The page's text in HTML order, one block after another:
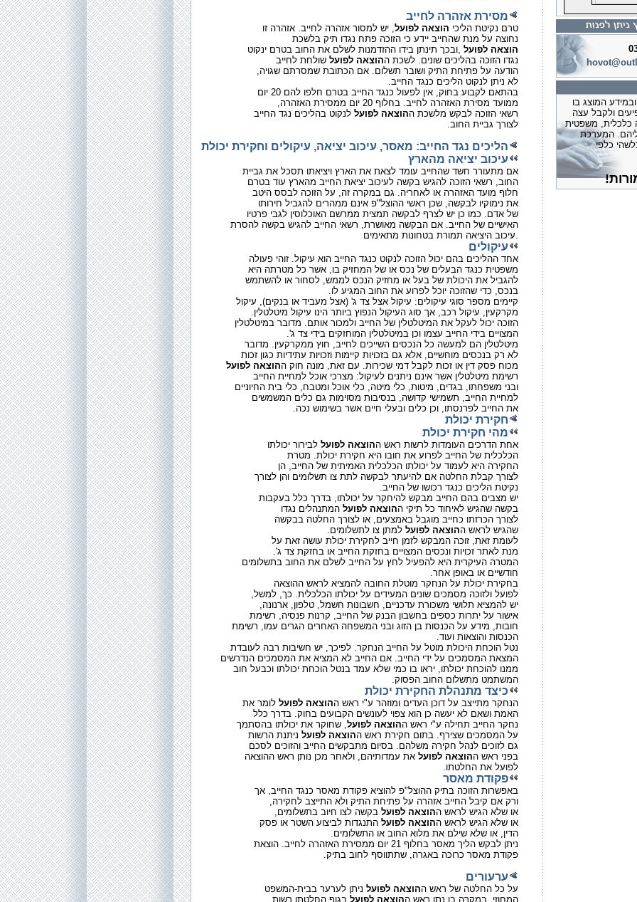
מסירת אזהרה לחייב
טרם נקיטת הליכי הוצאה לפועל, יש למסור אזהרה לחייב. אזהרה זו
נחוצה על מנת שהחייב יידע כי הזוכה פתח נגדו תיק בלשכת
הוצאה לפועל ,ובכך תינתן בידו ההזדמנות לשלם את החוב בטרם ינקוט
נגדו הזוכה בהליכים שונים. לשכת ההוצאה לפועל שולחת לחייב
,הודעה על פתיחת התיק ושובר תשלום. אם הכתובת שמסרתם שגויה
.לא ניתן לנקוט הליכים כנגד החייב
בהתאם לקבוע בחוק, אין לפעול כנגד החייב בטרם חלפו להם 20 יום
,ממועד מסירת האזהרה לחייב. בחלוף 20 יום ממסירת האזהרה
רשאי הזוכה לבקש מלשכת ההוצאה לפועל לנקוט בהליכים נגד החייב
.לצורך גביית החוב
הליכים נגד החייב: מאסר, עיכוב יציאה, עיקולים וחקירת יכולת
עיכוב יציאה מהארץ
אם מתעורר חשד שהחייב עומד לצאת את הארץ ויציאתו תסכל את גביית
החוב, רשאי הזוכה להגיש בקשה לעיכוב יציאת החייב מהארץ עוד בטרם
חלוף מועד האזהרה או לאחריה. גם במקרה זה, על הזוכה לבסס היטב
את נימוקיו לבקשה, שכן ראשי ההוצל"פ אינם ממהרים להגביל חירותו
של אדם. כמו כן יש לצרף לבקשה תמצית ממרשם האוכלוסין לגבי פרטיו
האישיים של החייב. אם הבקשה מאושרת, רשאי החייב להגיש בקשה להסרת
עיכוב היציאה תמורת בטחונות מתאימים.
עיקולים
אחד ההליכים בהם יכול הזוכה לנקוט כנגד החייב הוא עיקול. זוהי פעולה
משפטית כנגד הבעלים של נכס או של המחזיק בו, אשר כל מטרתה היא
להגביל את היכולת של בעל או מחזיק הנכס לממש, לסחור או להשתמש
.בנכס, כדי שהזוכה יוכל לפרוע את החוב המגיע לו
קיימים מספר סוגי עיקולים: עיקול אצל צד ג' (אצל מעביד או בנקים), עיקול
.מקרקעין, עיקול רכב, אך סוג העיקול הנפוץ ביותר הינו עיקול מיטלטלין
הזוכה יכול לעקל את המיטלטלין של החייב ולמכור אותם. מדובר במיטלטלין
.'המצויים בידי החייב עצמו וכן במיטלטלין המוחזקים בידי צד ג
מיטלטלין הם למעשה כל הנכסים השייכים לחייב, חוץ ממקרקעין. מדובר
לא רק בנכסים מוחשיים, אלא גם בזכויות קיימות וזכויות עתידיות כגון זכות
מכוח פסק דין או זכות לקבל דמי שכירות. עם זאת, מונה חוק ההוצאה לפועל
רשימת מיטלטלין אשר אינם ניתנים לעיקול: מצרכי אוכל למחיית החייב
ובני משפחתו, בגדים, מיטות, כלי מיטה, כלי אוכל ומטבח, כלי בית החיוניים
למחיית החייב, תשמישי קדושה, בנסיבות מסוימות גם כלים המשמשים
.את החייב לפרנסתו, וכן כלים ובעלי חיים אשר בשימוש נכה
חקירת יכולת
מהי חקירת יכולת
אחת הדרכים העומדות לרשות ראש ההוצאה לפועל לבירור יכולתו
הכלכלית של החייב לפרוע את חובו היא חקירת יכולת. מטרת
החקירה היא לעמוד על יכולתו הכלכלית האמיתית של החייב, הן
לצורך קבלת החלטה אם להיעתר לבקשה לתת צו תשלומים והן לצורך
.נקיטת הליכים כנגד רכושו של החייב
יש מצבים בהם החייב מבקש להיחקר על יכולתו, בדרך כלל בעקבות
בקשה שהגיש לאיחוד כל תיקי ההוצאה לפועל המתנהלים נגדו
לצורך הכרזתו כחייב מוגבל באמצעים, או לצורך החלטה בבקשה
.שהגיש לראש ההוצאה לפועל למתן צו לתשלומים
לעומת זאת, זוכה המבקש לזמן חייב לחקירת יכולת עושה זאת על
.'מנת לאתר זכויות ונכסים המצויים בחזקת החייב או בחזקת צד ג
המטרה העיקרית היא להפעיל לחץ על החייב לשלם את החוב בתשלומים
.חודשיים או באופן אחר
בחקירת יכולת על הנחקר מוטלת החובה להמציא לראש ההוצאה
,לפועל ולזוכה מסמכים שונים המעידים על יכולתו הכלכלית. כך, למשל
,יש להמציא תלושי משכורת עדכניים, חשבונות חשמל, טלפון, ארנונה
אישור על יתרות כספים בחשבון הבנק של החייב, קרנות פנסיה, רשימת
חובות, מידע על הכנסות בן הזוג ובני המשפחה האחרים הגרים עמו, רשימת
.הכנסות והוצאות ועוד
נטל הוכחת היכולת מוטל על החייב הנחקר. לפיכך, יש חשיבות רבה לעובדת
המצאת המסמכים על ידי החייב. אם החייב לא המציא את המסמכים הנדרשים
ממנו להוכחת יכולתו, יראו בו כמי שלא עמד בנטל הוכחת יכולתו וכבעל חוב
.המשתמט מתשלום החוב הפסוק
כיצד מתנהלת החקירת יכולת
הנחקר מתייצב על דוכן העדים ומוזהר ע"י ראש ההוצאה לפועל לומר את
האמת ושאם לא יעשה כן הוא צפוי לעונשים הקבועים בחוק. בדרך כלל
נחקר החייב תחילה ע"י ראש ההוצאה לפועל, שחוקר את יכולתו בהסתמך
על המסמכים שצירף. בתום חקירת ראש ההוצאה לפועל ניתנת הרשות
גם לזוכים לנהל חקירה משלהם. בסיום מתבקשים החייב והזוכים לסכם
בפני ראש ההוצאה לפועל את עמדותיהם, ולאחר מכן נותן ראש ההוצאה
.לפועל את החלטתו
פקודת מאסר
באפשרות הזוכה בתיק ההוצל"פ להוציא פקודת מאסר כנגד החייב, אך
,ורק אם קיבל החייב אזהרה על פתיחת התיק ולא התייצב לחקירה
,או שלא הגיש לראש ההוצאה לפועל בקשה לצו חיוב בתשלומים
או שלא הגיש לראש ההוצאה לפועל התנגדות לביצוע השטר או פסק
.הדין, או שלא שילם את מלוא החוב או התשלומים
ניתן לבקש הליך מאסר בחלוף 21 יום ממסירת האזהרה לחייב. הוצאת
.פקודת מאסר כרוכה באגרה, שתתווסף לחוב בתיק
ערעורים
על כל החלטה של ראש ההוצאה לפועל ניתן לערער בבית-המשפט
המחוזי. במקרה בו נתן ראש ההוצאה לפועל בגוף החלטתו רשות
מחילה שעל החוב
מההחלטה
הישראלי
בחיפה קבע
בחיפה קבע
- יש להמציא לחייבים הן את דוחות
המקורי
בת"א קבע
.ניתן לתת הפטר למרות שלא נבדקו
קשות
המוצג בו
ולקבל עצה
כלכלית, משפטית
המערכת
כלפי